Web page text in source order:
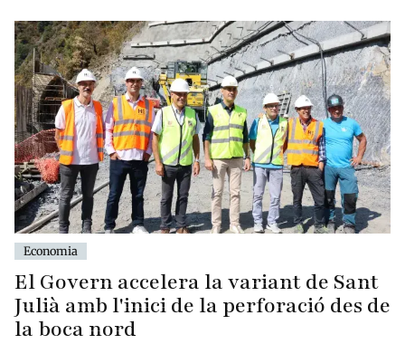
Economia
El Govern accelera la variant de Sant
Julià amb l'inici de la perforació des de
la boca nord